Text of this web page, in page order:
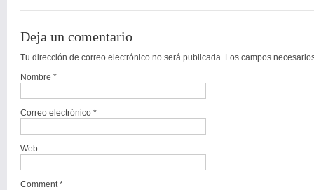
Deja un comentario
Tu dirección de correo electrónico no será publicada. Los campos
Nombre *
Correo electrónico *
Web
Comment *